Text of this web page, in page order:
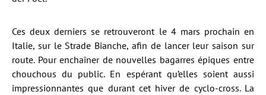
Ces deux derniers se retrouveront le 4 mars prochain en
Italie, sur le Strade Bianche, afin de lancer leur saison sur
route. Pour enchaîner de nouvelles bagarres épiques entre
chouchous du public. En espérant qu’elles soient aussi
impressionnantes que durant cet hiver de cyclo-cross. La